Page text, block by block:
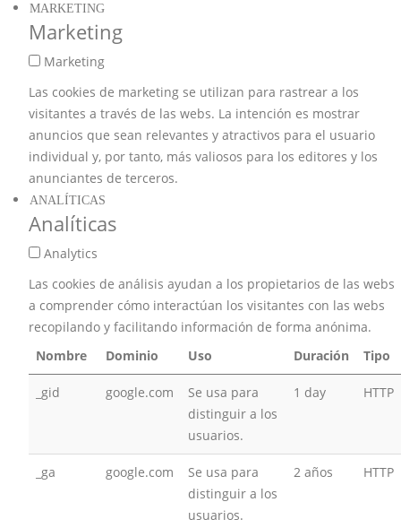
MARKETING
Marketing
Marketing
Las cookies de marketing se utilizan para rastrear a los
visitantes a través de las webs. La intención es mostrar
anuncios que sean relevantes y atractivos para el usuario
individual y, por tanto, más valiosos para los editores y los
anunciantes de terceros.
ANALÍTICAS
Analíticas
Analytics
Las cookies de análisis ayudan a los propietarios de las webs
a comprender cómo interactúan los visitantes con las webs
recopilando y facilitando información de forma anónima.
Nombre
Dominio Uso Duración Tipo
_gid google.com
Se usa para
distinguir a los
usuarios.
1 day HTTP
_ga google.com
Se usa para
distinguir a los
usuarios.
2 años HTTP